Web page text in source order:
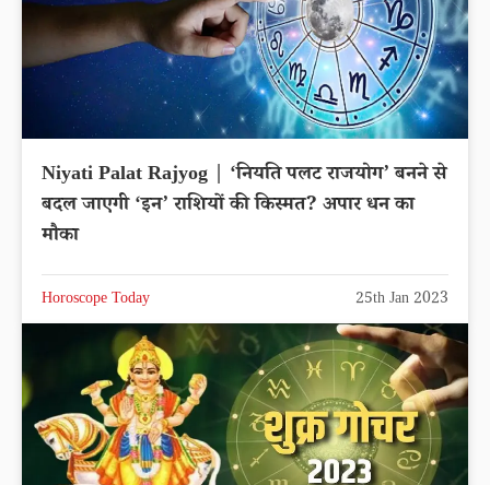
Niyati Palat Rajyog | ‘नियति पलट राजयोग’ बनने से
बदल जाएगी ‘इन’ राशियों की किस्मत? अपार धन का
मौका
Horoscope Today 25th Jan 2023